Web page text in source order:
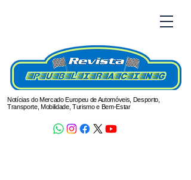
Notícias do Mercado Europeu de Automóveis, Desporto,
Transporte, Mobilidade, Turismo e Bem-Estar